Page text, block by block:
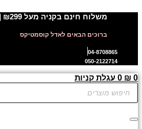
דלג
משלוח חינם בקניה מעל ₪299 | עד 5 ימי עסקים
ברוכים הבאים לאדל קוסמטיקס
04-8708865
050-2122714
₪ 0
0 עגלת קניות
Products
search